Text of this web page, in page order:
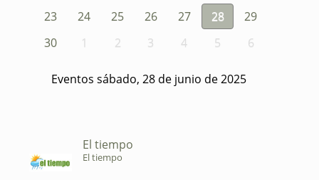
23
24 25 26 27 28
29
30
1 2 3 4 5 6
Eventos sábado, 28 de junio de 2025
El tiempo
El tiempo